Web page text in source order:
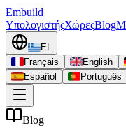
Embuild
ΥπολογιστήςΧώρεςBlog
EL
Français
English
Español
Português
Blog